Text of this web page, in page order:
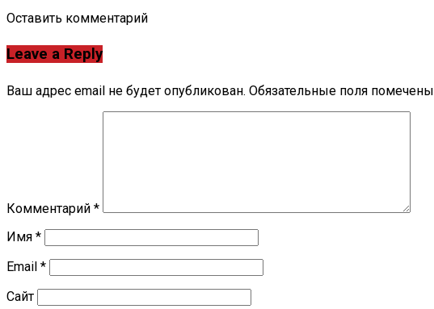
Оставить комментарий
Leave a Reply
Ваш адрес email не будет опубликован. Обязательные поля помечены
Комментарий *
Имя *
Email *
Сайт